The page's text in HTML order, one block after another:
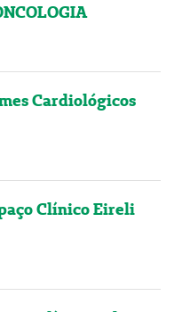
Cardiológicos
Clínico Eireli